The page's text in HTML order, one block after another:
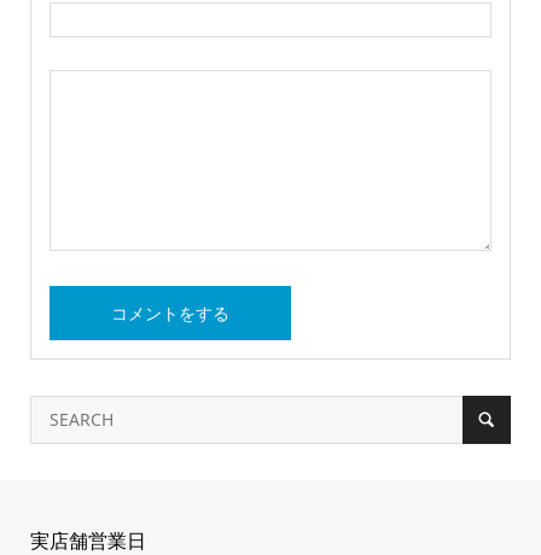
実店舗営業日